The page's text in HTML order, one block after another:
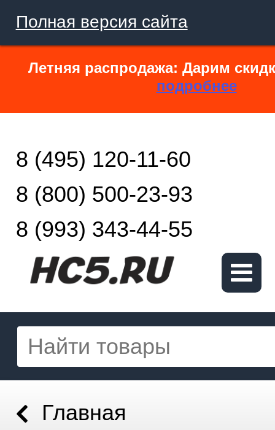
Полная версия сайта
Летняя распродажа: Дарим
подробнее
8 (495) 120-11-60
8 (800) 500-23-93
8 (993) 343-44-55
Главная